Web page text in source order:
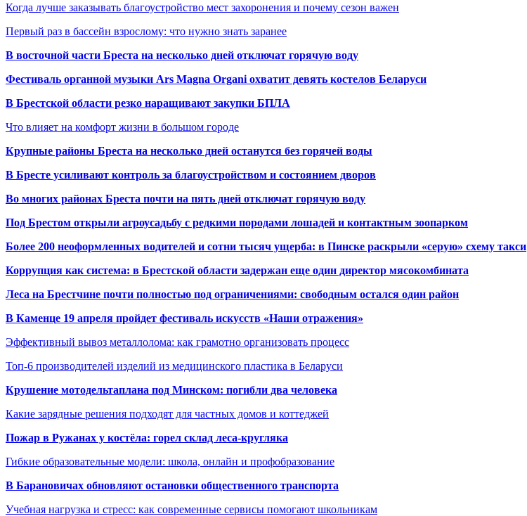
Когда лучше заказывать благоустройство мест захоронения и почему сезон важен
Первый раз в бассейн взрослому: что нужно знать заранее
В восточной части Бреста на несколько дней отключат горячую воду
Фестиваль органной музыки Ars Magna Organi охватит девять костелов Беларуси
В Брестской области резко наращивают закупки БПЛА
Что влияет на комфорт жизни в большом городе
Крупные районы Бреста на несколько дней останутся без горячей воды
В Бресте усиливают контроль за благоустройством и состоянием дворов
Во многих районах Бреста почти на пять дней отключат горячую воду
Под Брестом открыли агроусадьбу с редкими породами лошадей и контактным зоопарком
Более 200 неоформленных водителей и сотни тысяч ущерба: в Пинске раскрыли «серую» схему такси
Коррупция как система: в Брестской области задержан еще один директор мясокомбината
Леса на Брестчине почти полностью под ограничениями: свободным остался один район
В Каменце 19 апреля пройдет фестиваль искусств «Наши отражения»
Эффективный вывоз металлолома: как грамотно организовать процесс
Топ-6 производителей изделий из медицинского пластика в Беларуси
Крушение мотодельтаплана под Минском: погибли два человека
Какие зарядные решения подходят для частных домов и коттеджей
Пожар в Ружанах у костёла: горел склад леса-кругляка
Гибкие образовательные модели: школа, онлайн и профобразование
В Барановичах обновляют остановки общественного транспорта
Учебная нагрузка и стресс: как современные сервисы помогают школьникам